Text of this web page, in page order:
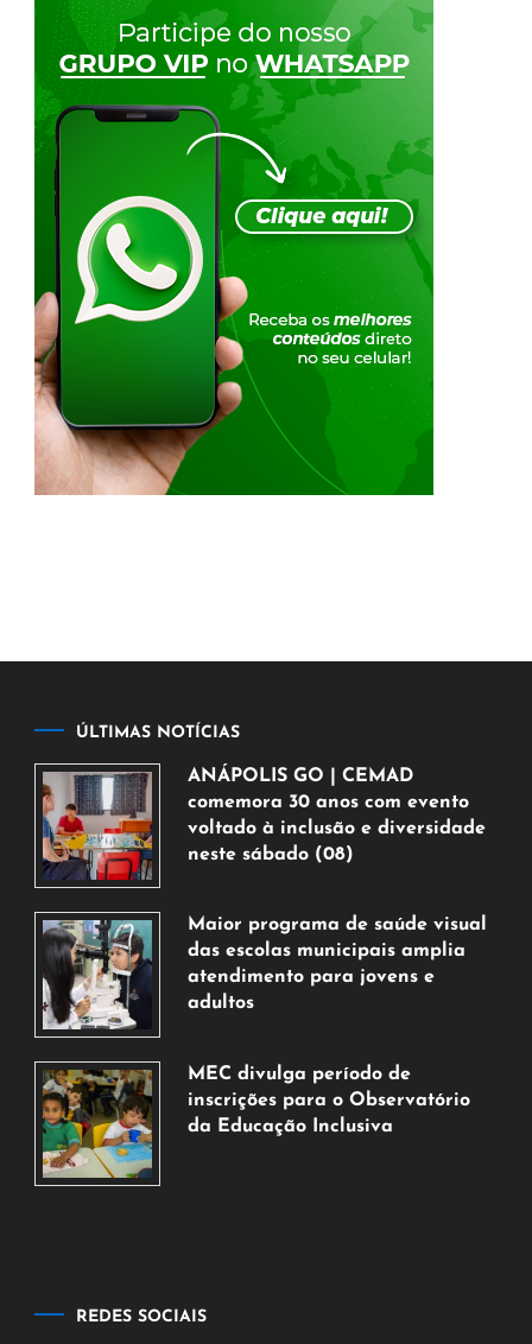
ÚLTIMAS NOTÍCIAS
ANÁPOLIS GO | CEMAD
comemora 30 anos com evento
voltado à inclusão e diversidade
neste sábado (08)
de
agosto
de
2026
Maior programa de saúde visual
das escolas municipais amplia
atendimento para jovens e
adultos
de
agosto
de
MEC divulga período de
inscrições para o Observatório
da Educação Inclusiva
REDES SOCIAIS